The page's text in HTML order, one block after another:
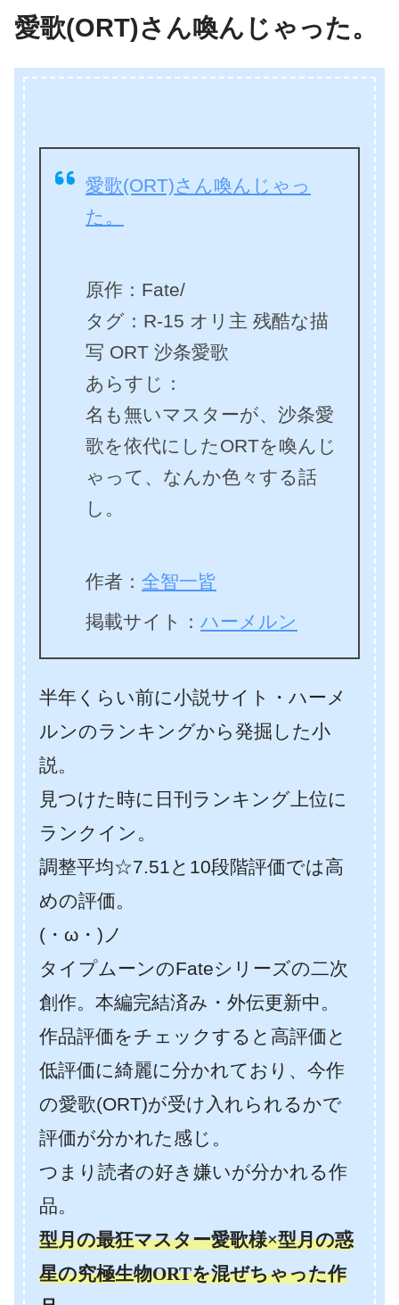
愛歌(ORT)さん喚んじゃった。
愛歌(ORT)さん喚んじゃっ
た。
原作：Fate/
タグ：R-15 オリ主 残酷な描
写 ORT 沙条愛歌
あらすじ：
名も無いマスターが、沙条愛
歌を依代にしたORTを喚んじ
ゃって、なんか色々する話
し。
作者： 全智一皆
掲載サイト： ハーメルン
半年くらい前に小説サイト・ハーメ
ルンのランキングから発掘した小
説。
見つけた時に日刊ランキング上位に
ランクイン。
調整平均☆7.51と10段階評価では高
めの評価。
(・ω・)ノ
タイプムーンのFateシリーズの二次
創作。本編完結済み・外伝更新中。
作品評価をチェックすると高評価と
低評価に綺麗に分かれており、今作
の愛歌(ORT)が受け入れられるかで
評価が分かれた感じ。
つまり読者の好き嫌いが分かれる作
品。
型月の最狂マスター愛歌様×型月の惑
星の究極生物ORTを混ぜちゃった作